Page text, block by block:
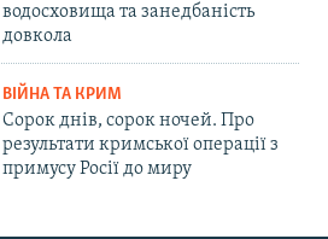
водосховища та занедбаність
довкола
ВІЙНА ТА КРИМ
Сорок днів, сорок ночей. Про
результати кримської операції з
примусу Росії до миру